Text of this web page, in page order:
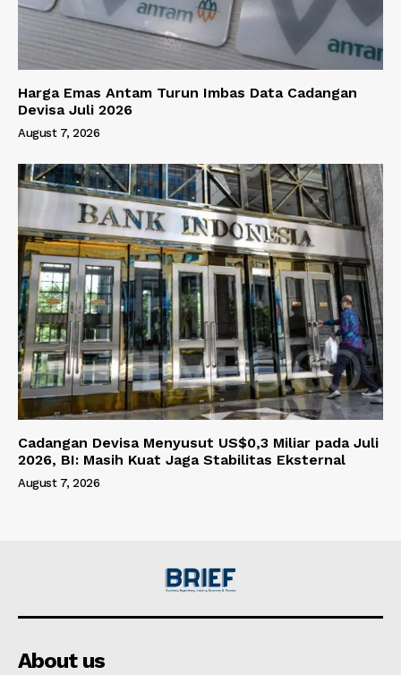
Harga Emas Antam Turun Imbas Data Cadangan
Devisa Juli 2026
August 7, 2026
Cadangan Devisa Menyusut US$0,3 Miliar pada Juli
2026, BI: Masih Kuat Jaga Stabilitas Eksternal
August 7, 2026
About us